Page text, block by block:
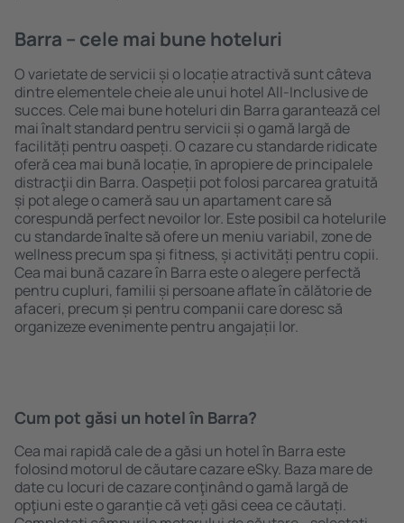
Barra – cele mai bune hoteluri
O varietate de servicii și o locație atractivă sunt câteva
dintre elementele cheie ale unui hotel All-Inclusive de
succes. Cele mai bune hoteluri din Barra garantează cel
mai înalt standard pentru servicii și o gamă largă de
facilități pentru oaspeți. O cazare cu standarde ridicate
oferă cea mai bună locație, ȋn apropiere de principalele
distracţii din Barra. Oaspeții pot folosi parcarea gratuită
și pot alege o cameră sau un apartament care să
corespundă perfect nevoilor lor. Este posibil ca hotelurile
cu standarde ȋnalte să ofere un meniu variabil, zone de
wellness precum spa și fitness, și activități pentru copii.
Cea mai bună cazare în Barra este o alegere perfectă
pentru cupluri, familii și persoane aflate în călătorie de
afaceri, precum și pentru companii care doresc să
organizeze evenimente pentru angajații lor.
Cum pot găsi un hotel în Barra?
Cea mai rapidă cale de a găsi un hotel în Barra este
folosind motorul de căutare cazare eSky. Baza mare de
date cu locuri de cazare conţinând o gamă largă de
opţiuni este o garanție că veți găsi ceea ce căutați.